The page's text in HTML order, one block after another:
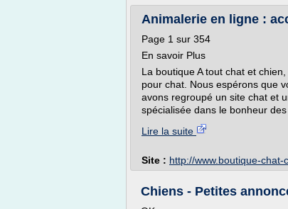
Animalerie en ligne :
Page 1 sur 354
En savoir Plus
La boutique A tout chat et
pour chat. Nous espérons que
avons regroupé un site chat et
spécialisée dans le bonheur
Lire la suite
Site : http://www.boutique-chat-
Chiens - Petites